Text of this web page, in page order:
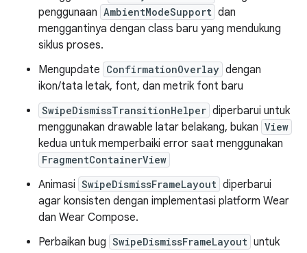
penggunaan AmbientModeSupport dan
menggantinya dengan class baru yang mendukung
siklus proses.
Mengupdate ConfirmationOverlay dengan
ikon/tata letak, font, dan metrik font baru
SwipeDismissTransitionHelper diperbarui untuk
menggunakan drawable latar belakang, bukan View
kedua untuk memperbaiki error saat menggunakan
FragmentContainerView
Animasi SwipeDismissFrameLayout diperbarui
agar konsisten dengan implementasi platform Wear
dan Wear Compose.
Perbaikan bug SwipeDismissFrameLayout untuk